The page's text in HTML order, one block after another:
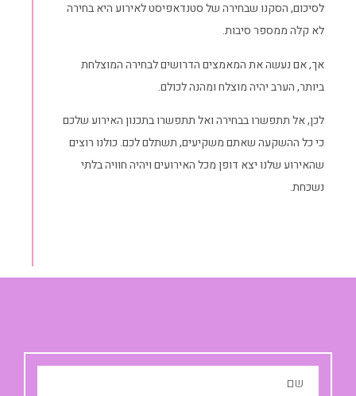
לסיכום, הסקנו שבחירה של סטנדאפיסט לאירוע היא בחירה
לא קלה ממספר סיבות.
אך, אם נעשה את המאמצים הדרושים לבחירה המוצלחת
ביותר, הערב יהיה מוצלח ומהנה לכולם.
לכן, אל תתפשרו בבחירה ואל תתפשרו בתכנון האירוע שלכם
כי כל ההשקעה שאתם משקיעים, תשתלם לכם. כולנו רוצים
שהאירוע שלנו יצא דופן מכל האירועים ויהיה חוויה בלתי
נשכחת.